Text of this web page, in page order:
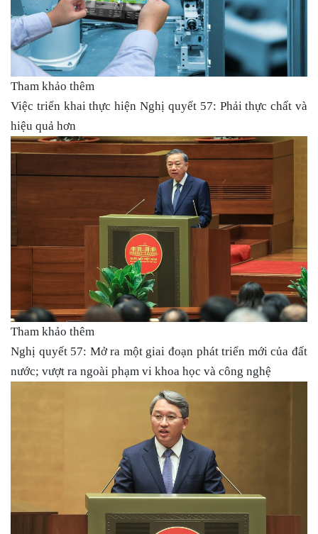
Tham khảo thêm
Việc triển khai thực hiện Nghị quyết 57: Phải thực chất và
hiệu quả hơn
Tham khảo thêm
Nghị quyết 57: Mở ra một giai đoạn phát triển mới của đất
nước; vượt ra ngoài phạm vi khoa học và công nghệ